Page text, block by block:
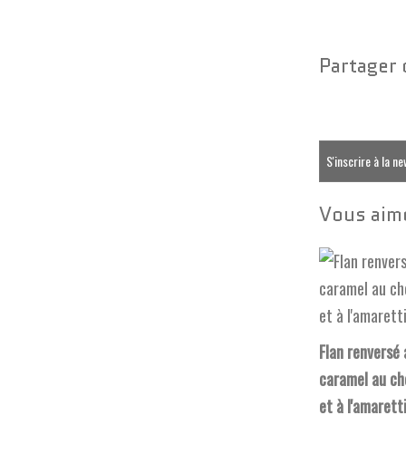
S'inscrire à la
Vous
Flan renversé
caramel au
et à l'amaretti